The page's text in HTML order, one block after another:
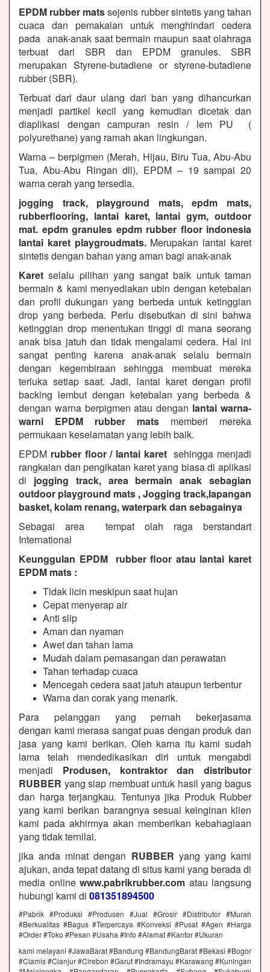
EPDM rubber matssejenis rubber sintetis yang tahan
cuaca dan pemakaian untuk menghindari cedera
pada anak-anak saat bermain maupun saat olahraga
terbuat dari SBR dan EPDM granules. SBR
merupakan Styrene-butadiene or styrene-butadiene
rubber (SBR).
Terbuat dari daur ulang dari ban yang dihancurkan
menjadi partikel kecil yang kemudian dicetak dan
diaplikasi dengan campuran resin / lem PU (
polyurethane) yang ramah akan lingkungan.
Warna – berpigmen (Merah, Hijau, Biru Tua, Abu-Abu
Tua, Abu-Abu Ringan dll), EPDM – 19 sampai 20
warna cerah yang tersedia.
jogging track, playground mats, epdm mats,
rubberflooring, lantai karet, lantai gym, outdoor
mat. epdm granules epdm rubber floor indonesia
lantai karet playgroudmats.Merupakan lantai karet
sintetis dengan bahan yang aman bagi anak-anak
Karet selalu pilihan yang sangat baik untuk taman
bermain & kami menyediakan ubin dengan ketebalan
dan profil dukungan yang berbeda untuk ketinggian
drop yang berbeda. Perlu disebutkan di sini bahwa
ketinggian drop menentukan tinggi di mana seorang
anak bisa jatuh dan tidak mengalami cedera. Hal ini
sangat penting karena anak-anak selalu bermain
dengan kegembiraan sehingga membuat mereka
terluka setiap saat. Jadi, lantai karet dengan profil
backing lembut dengan ketebalan yang berbeda &
dengan warna berpigmen atau dengan lantai warna-
warni EPDM rubber mats memberi mereka
permukaan keselamatan yang lebih baik.
EPDM rubber floor / lantai karetsehingga menjadi
rangkaian dan pengikatan karet yang biasa di aplikasi
di jogging track, area bermain anak sebagian
outdoor playground mats , Jogging track,lapangan
basket, kolam renang, waterpark dan sebagainya
Sebagai area tempat olah raga berstandart
International
Keunggulan EPDM rubber floor atau lantai karet
EPDM mats :
Tidak licin meskipun saat hujan
Cepat menyerap air
Anti slip
Aman dan nyaman
Awet dan tahan lama
Mudah dalam pemasangan dan perawatan
Tahan terhadap cuaca
Mencegah cedera saat jatuh ataupun terbentur
Warna dan corak yang menarik.
Para pelanggan yang pernah bekerjasama
dengan kami merasa sangat puas dengan produk dan
jasa yang kami berikan. Oleh karna itu kami sudah
lama telah mendedikasikan diri untuk mengabdi
menjadi Produsen, kontraktor dan distributor
RUBBER yang siap membuat untuk hasil yang bagus
dan harga terjangkau. Tentunya jika Produk Rubber
yang kami berikan barangnya sesuai keinginan klien
kami pada akhirmya akan memberikan kebahagiaan
yang tidak ternilai.
jika anda minat dengan RUBBER yang yang kami
ajukan, anda tepat datang di situs kami yang berada di
media online www.pabrikrubber.com atau langsung
hubungi kami di 081351894500
#Pabrik #Produksi #Produsen #Jual #Grosir #Distributor #Murah
#Berkualitas #Bagus #Terpercaya #Konveksi #Pusat #Agen #Harga
#Order #Toko #Pesan #Usaha #Info #Alamat #Kantor #Ukuran
kami melayani #JawaBarat #Bandung #BandungBarat #Bekasi #Bogor
#Ciamis #Cianjur #Cirebon #Garut #Indramayu #Karawang #Kuningan